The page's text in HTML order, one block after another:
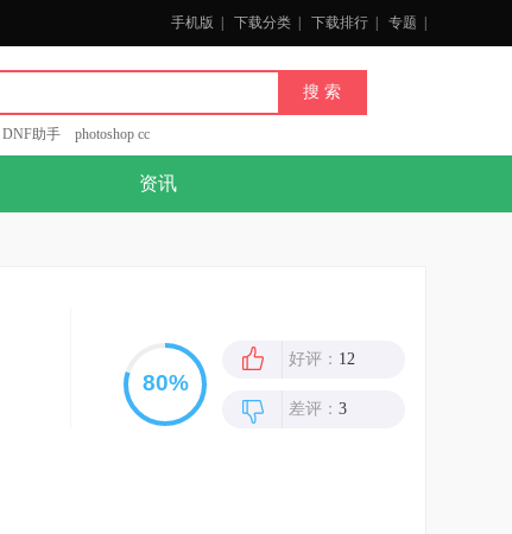
手机版 下载分类 下载排行 专题
DNF助手 photoshop cc
资讯
好评： 12
差评： 3